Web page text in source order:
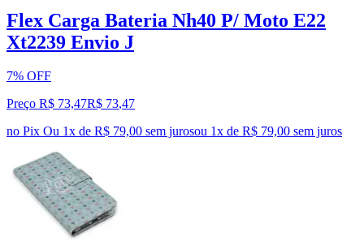
Flex Carga Bateria Nh40 P/ Moto E22
Xt2239 Envio J
7% OFF
Preço R$ 73,47R$ 73,47
no Pix Ou 1x de R$ 79,00 sem jurosou 1x de R$ 79,00 sem juros